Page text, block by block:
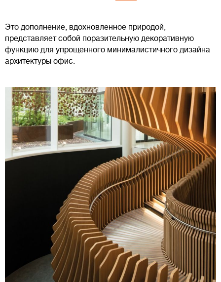
Это дополнение, вдохновленное природой,
представляет собой поразительную декоративную
функцию для упрощенного минималистичного дизайна
архитектуры офис.